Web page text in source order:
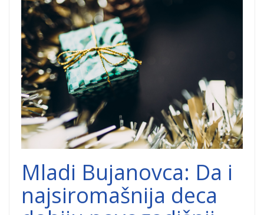
NG-paketic.jpg
Mladi Bujanovca: Da i
najsiromašnija deca